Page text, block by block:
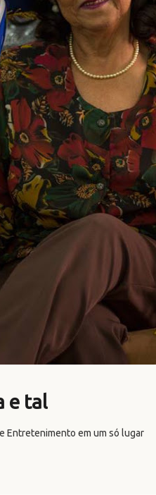
e tal
Entretenimento em um só lugar